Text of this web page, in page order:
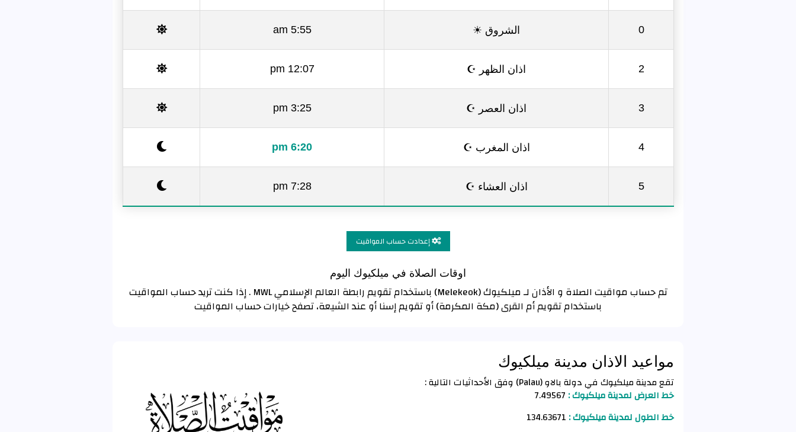
0 الشروق ☀ 5:55 am
2 اذان الظهر ☪ 12:07 pm
3 اذان العصر ☪ 3:25 pm
4 اذان المغرب ☪ 6:20 pm
5 اذان العشاء ☪ 7:28 pm
إعدادت حساب المواقيت
اوقات الصلاة في ميلكيوك اليوم
تم حساب مواقيت الصلاة و الأذان لـ ميلكيوك (Melekeok) باستخدام تقويم رابطة العالم الإسلامي MWL . إذا كنت تريد حساب المواقيت
باستخدام تقويم أم القرى (مكة المكرمة) أو تقويم إسنا أو عند الشيعة، تصفح خيارات حساب المواقيت
مواعيد الاذان مدينة ميلكيوك
تقع مدينة ميلكيوك في دولة بالاو (Palau) وفق الأحداثيات التالية :
خط العرض لمدينة ميلكيوك : 7.49567
خط الطول لمدينة ميلكيوك :